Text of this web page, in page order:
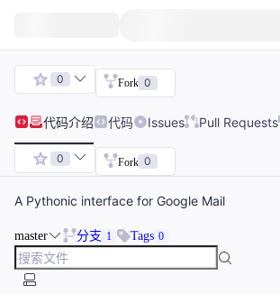
0 Fork 0
代码介绍 代码 Issues Pull Requests
0 Fork 0
A Pythonic interface for Google Mail
master 分支 1 Tags 0